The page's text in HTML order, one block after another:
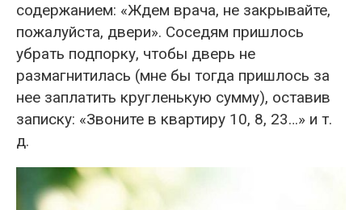
содержанием: «Ждем врача, не закрывайте,
пожалуйста, двери». Соседям пришлось
убрать подпорку, чтобы дверь не
размагнитилась (мне бы тогда пришлось за
нее заплатить кругленькую сумму), оставив
записку: «Звоните в квартиру 10, 8, 23…» и т.
д.